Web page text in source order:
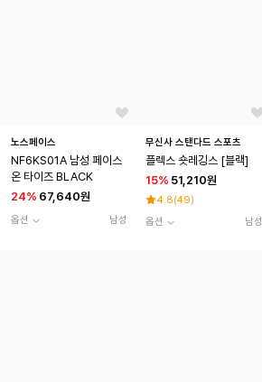
노스페이스
NF6KS01A 남성 페이스
온 타이즈 BLACK
24% 67,640원
옵션 남성
무신사 스탠다드 스포츠
플렉스 숏레깅스 [블랙]
15% 51,210원
4.8(49)
옵션
남성